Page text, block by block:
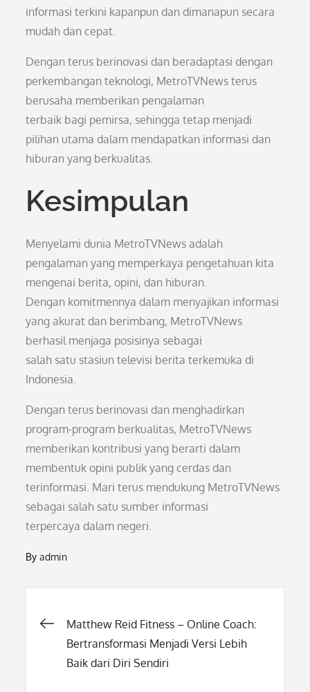
informasi terkini kapanpun dan dimanapun secara
mudah dan cepat.
Dengan terus berinovasi dan beradaptasi dengan
perkembangan teknologi, MetroTVNews terus
berusaha memberikan pengalaman
terbaik bagi pemirsa, sehingga tetap menjadi
pilihan utama dalam mendapatkan informasi dan
hiburan yang berkualitas.
Kesimpulan
Menyelami dunia MetroTVNews adalah
pengalaman yang memperkaya pengetahuan kita
mengenai berita, opini, dan hiburan.
Dengan komitmennya dalam menyajikan informasi
yang akurat dan berimbang, MetroTVNews
berhasil menjaga posisinya sebagai
salah satu stasiun televisi berita terkemuka di
Indonesia.
Dengan terus berinovasi dan menghadirkan
program-program berkualitas, MetroTVNews
memberikan kontribusi yang berarti dalam
membentuk opini publik yang cerdas dan
terinformasi. Mari terus mendukung MetroTVNews
sebagai salah satu sumber informasi
terpercaya dalam negeri.
Byadmin
Post
navigation
Matthew Reid Fitness – Online Coach:
Bertransformasi Menjadi Versi Lebih
Baik dari Diri Sendiri